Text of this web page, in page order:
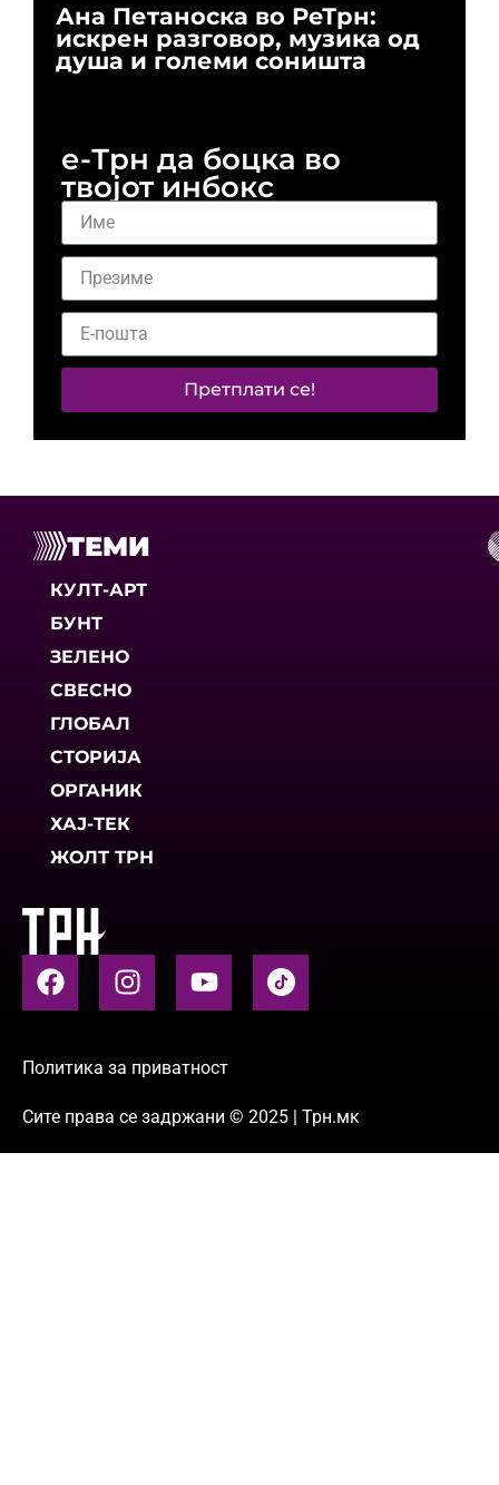
Ана Петаноска во РеТрн:
искрен разговор, музика од
душа и големи соништа
е-Трн да боцка во
твојот инбокс
Претплати се!
ТЕМИ
КУЛТ-АРТ
БУНТ
ЗЕЛЕНО
СВЕСНО
ГЛОБАЛ
СТОРИЈА
ОРГАНИК
ХАЈ-ТЕК
ЖОЛТ ТРН
Политика за приватност
Сите права се задржани © 2025 | Трн.мк